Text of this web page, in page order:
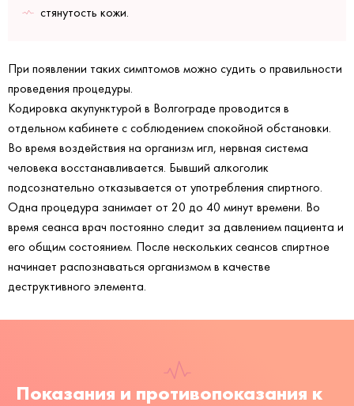
стянутость кожи.
При появлении таких симптомов можно судить о правильности
проведения процедуры.
Кодировка акупунктурой в Волгограде проводится в
отдельном кабинете с соблюдением спокойной обстановки.
Во время воздействия на организм игл, нервная система
человека восстанавливается. Бывший алкоголик
подсознательно отказывается от употребления спиртного.
Одна процедура занимает от 20 до 40 минут времени. Во
время сеанса врач постоянно следит за давлением пациента и
его общим состоянием. После нескольких сеансов спиртное
начинает распознаваться организмом в качестве
деструктивного элемента.
Показания и противопоказания к